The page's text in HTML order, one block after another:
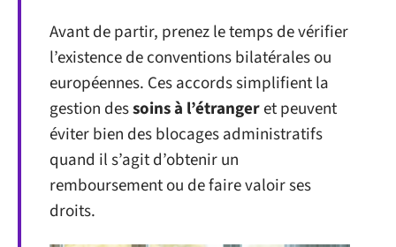
Avant de partir, prenez le temps de vérifier
l’existence de conventions bilatérales ou
européennes. Ces accords simplifient la
gestion dessoins à l’étrangeret peuvent
éviter bien des blocages administratifs
quand il s’agit d’obtenir un
remboursement ou de faire valoir ses
droits.